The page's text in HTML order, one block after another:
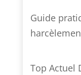
Guide
Top Actuel